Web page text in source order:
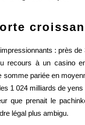
: près
recours à un casino
somme pariée en
1 024 milliards de
que prenait le
légal plus ambigu.